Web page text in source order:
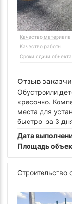
Качество материала
Качество работы
Сроки сдачи объекта
Отзыв
Обустроили
красочно.
места для
быстро, за 3
Дата
Площадь
Строительство